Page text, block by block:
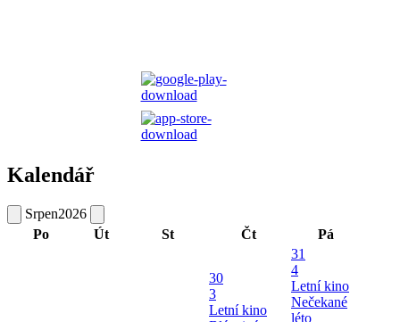
Kalendář
Srpen2026
Po
Út St Čt Pá
30
3
Letní kino
31
4
Letní kino
Nečekané
léto